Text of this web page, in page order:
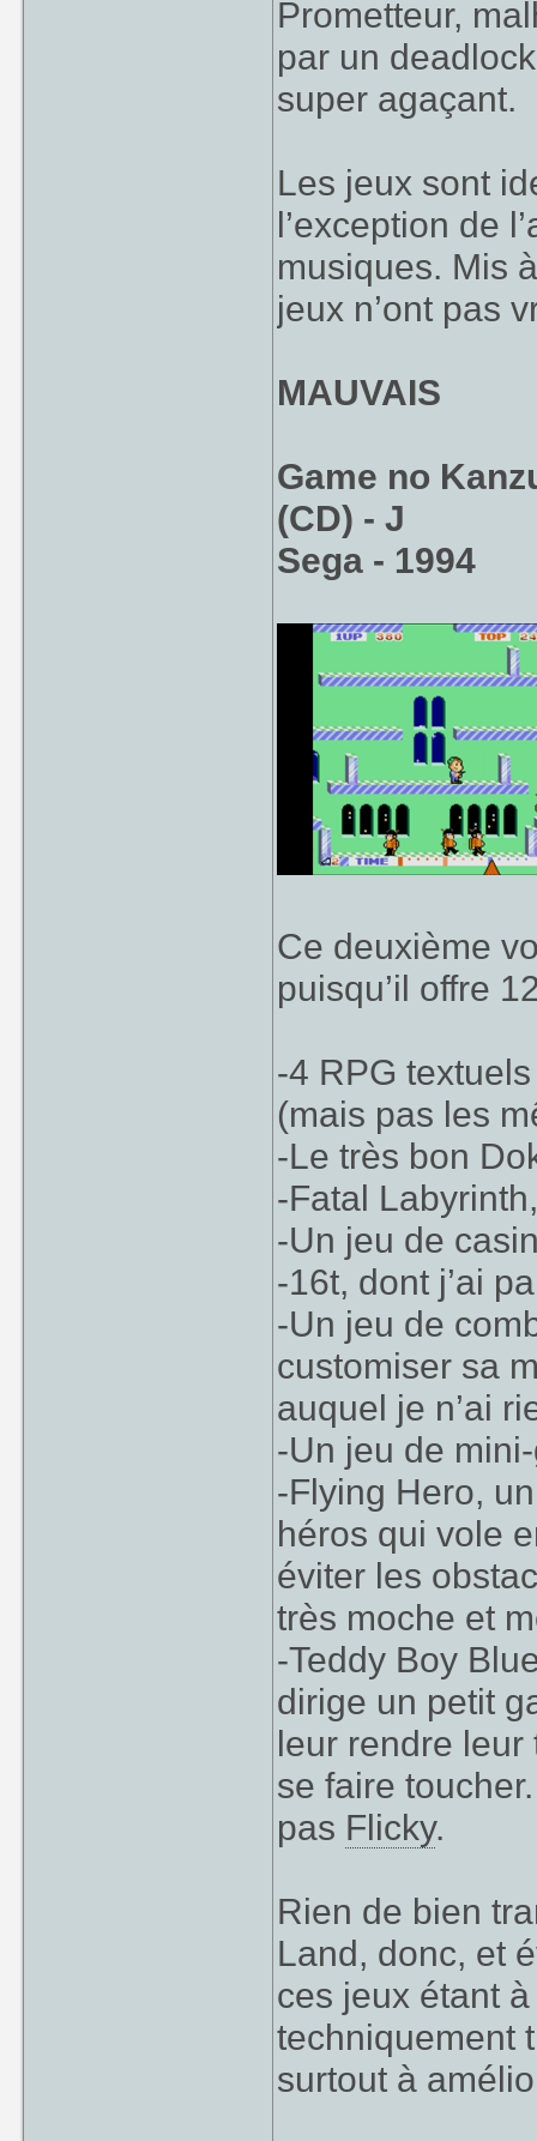
Prometteur,
par un
super agaçant.
Les jeux sont
l’exception de
musiques. Mis
jeux n’ont pas
MAUVAIS
Game no
(CD) - J
Sega - 1994
Ce deuxième
puisqu’il offre
-4 RPG
(mais pas les
-Le très bon
-Fatal
-Un jeu de
-16t, dont j’ai
-Un jeu de
customiser sa
auquel je n’ai
-Un jeu de
-Flying Hero,
héros qui vole
éviter les
très moche et
-Teddy Boy
dirige un petit
leur rendre
se faire
pas Flicky.
Rien de bien
Land, donc, et
ces jeux étant
techniquement
surtout à